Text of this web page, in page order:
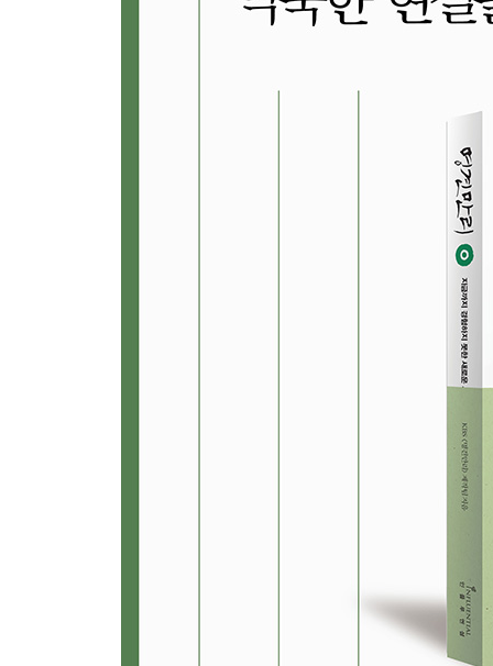
좋아하다가 세계 최고의 드론 회사를 만든 사
[4부＿탐구(Research)]
그 대학의 연구실에는 ‘교수님’이라는 호칭이
것이 단 하나를 보호하기 위한 것. 그것은 바로
세계 최대 인터넷 화상통신 스카이프, 해외 송
나라가 어떻게 4차 산업혁명을 이끄는 디지털 강